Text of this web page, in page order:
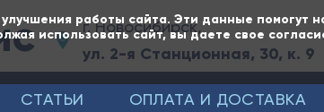
работы сайта. Эти данные помогут
использовать сайт, вы даете свое
г. Новосибирск,
ул. 2-я Станционная, 30, к. 9
СТАТЬИ ОПЛАТА И ДОСТАВКА